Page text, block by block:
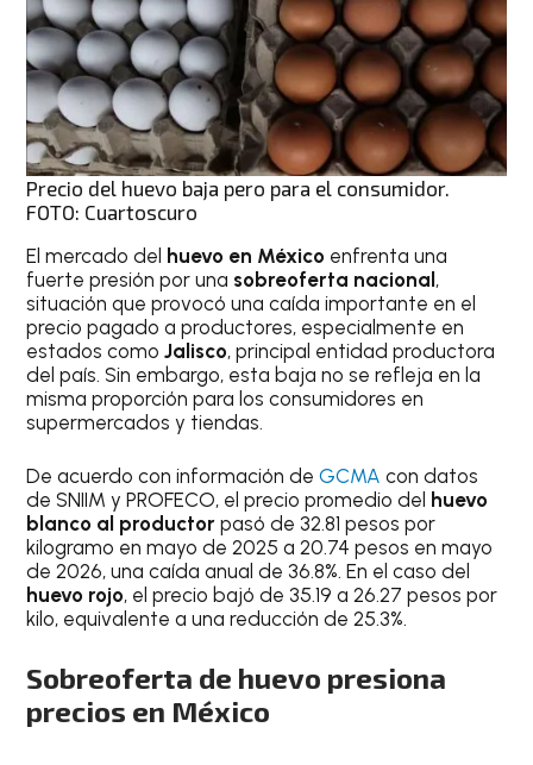
Precio del huevo baja pero para el consumidor.
FOTO: Cuartoscuro
El mercado del huevo en México enfrenta una
fuerte presión por una sobreoferta nacional,
situación que provocó una caída importante en el
precio pagado a productores, especialmente en
estados comoJalisco, principal entidad productora
del país. Sin embargo, esta baja no se refleja en la
misma proporción para los consumidores en
supermercados y tiendas.
De acuerdo con información deGCMA con datos
de SNIIM y PROFECO, el precio promedio del huevo
blanco al productor pasó de 32.81 pesos por
kilogramo en mayo de 2025 a 20.74 pesos en mayo
de 2026, una caída anual de 36.8%. En el caso del
huevo rojo, el precio bajó de 35.19 a 26.27 pesos por
kilo, equivalente a una reducción de 25.3%.
Sobreoferta de huevo presiona
precios en México